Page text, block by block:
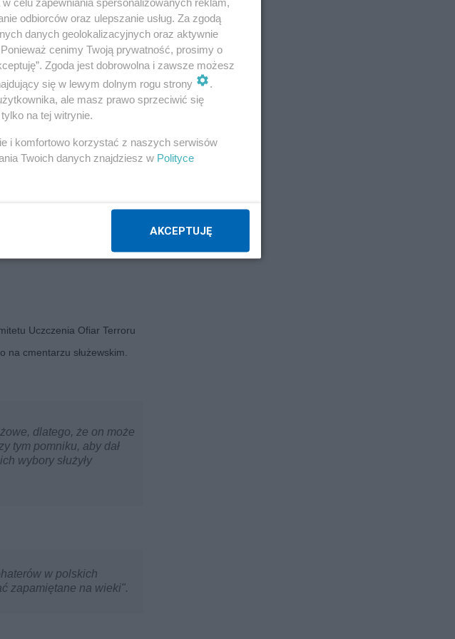
alei Wojska Polskiego na
Uczczenia Ofiar Terroru
cmentarzu służewskim.
dlatego, że on może
tym pomniku, aby dał
wybory służyły
w polskich
zapamiętane na wieki".
odbiorców oraz ulepszanie usług. Za zgodą
danych geolokalizacyjnych oraz aktywnie
cenimy Twoją prywatność, prosimy o
Zgoda jest dobrowolna i zawsze możesz
się w lewym dolnym rogu strony
.
ale masz prawo sprzeciwić się
na tej witrynie.
i komfortowo korzystać z naszych serwisów
Twoich danych znajdziesz w Polityce
AKCEPTUJĘ